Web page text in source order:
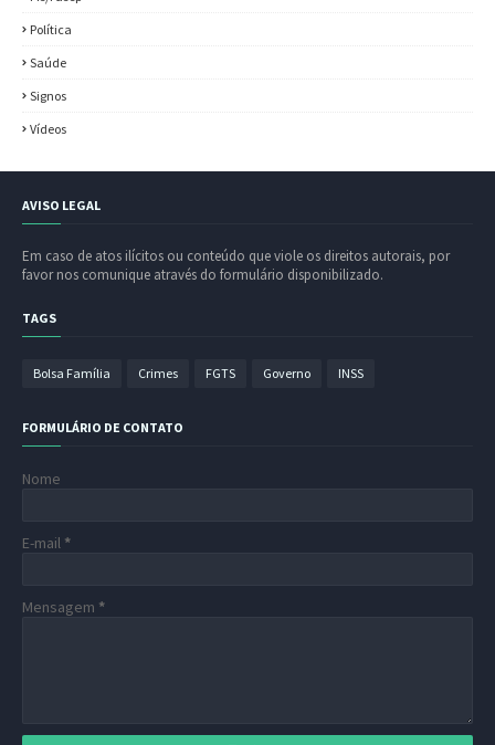
Política
Saúde
Signos
Vídeos
AVISO LEGAL
Em caso de atos ilícitos ou conteúdo que viole os direitos autorais, por
favor nos comunique através do formulário disponibilizado.
TAGS
Bolsa Família Crimes FGTS Governo INSS
FORMULÁRIO DE CONTATO
Nome
E-mail *
Mensagem *